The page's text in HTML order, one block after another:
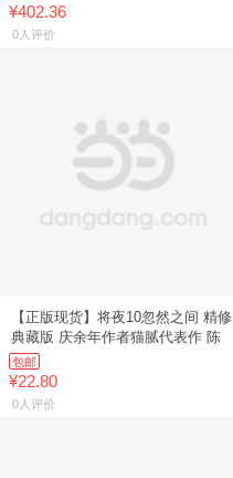
¥402.36
0人评价
【正版现货】将夜10忽然之间 精修
典藏版 庆余年作者猫腻代表作 陈
包邮
¥22.80
0人评价